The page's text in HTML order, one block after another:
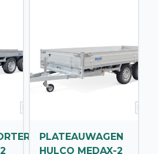
PLATEAUWAGEN
HULCO MEDAX-2